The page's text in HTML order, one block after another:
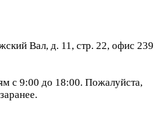
Вал, д. 11, стр. 22, офис 239
с 9:00 до 18:00. Пожалуйста,